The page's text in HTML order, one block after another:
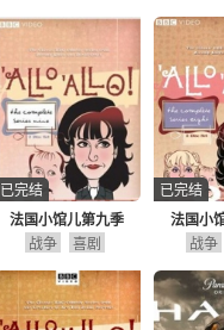
作
冒险
作
法国小馆儿第九季
已完结
战争 喜剧
法国小
已完结
战争